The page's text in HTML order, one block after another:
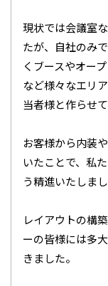
現状では会議室
たが、自社のみ
くブースやオー
など様々なエリ
当者様と作らせ
お客様から内装
いたことで、私
う精進いたしまし
レイアウトの構
ーの皆様には多
きました。